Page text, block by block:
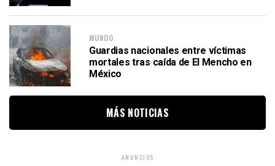
MUNDO
Guardias nacionales entre víctimas
mortales tras caída de El Mencho en
México
MÁS NOTICIAS
ANUNCIOS